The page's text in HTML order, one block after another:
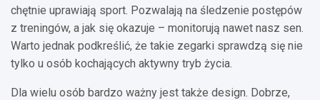
chętnie uprawiają sport. Pozwalają na śledzenie postępów
z treningów, a jak się okazuje – monitorują nawet nasz sen.
Warto jednak podkreślić, że takie zegarki sprawdzą się nie
tylko u osób kochających aktywny tryb życia.
Dla wielu osób bardzo ważny jest także design. Dobrze,